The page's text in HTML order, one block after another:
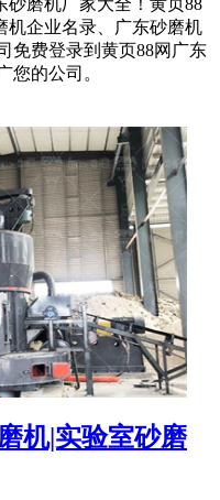
砂磨机厂家大全！黄页88
机企业名录、广东砂磨机
免费登录到黄页88网广东
您的公司。
机|实验室砂磨